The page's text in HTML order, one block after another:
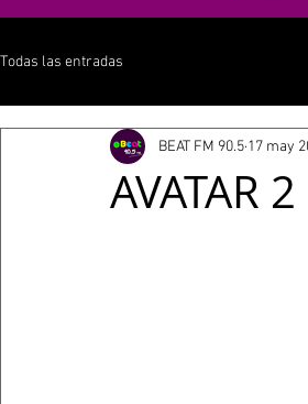
Todas las entradas
AVATAR
BEAT FM 90.5 17 may